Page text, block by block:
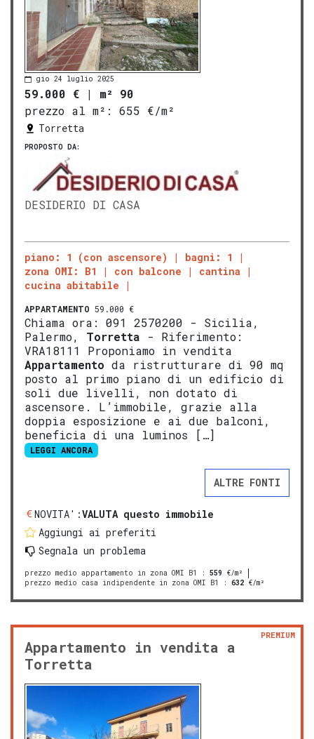
gio 24 luglio 2025
59.000 € | m² 90
prezzo al m²:
655 €/m²
Torretta
PROPOSTO DA:
DESIDERIO DI CASA
piano: 1 (con ascensore)
bagni: 1
zona OMI: B1
con balcone
cantina
cucina abitabile
APPARTAMENTO 59.000 €
Chiama ora: 091 2570200 - Sicilia,
Palermo, Torretta - Riferimento:
VRA18111 Proponiamo in vendita
Appartamento da ristrutturare di 90 mq
posto al primo piano di un edificio di
soli due livelli, non dotato di
ascensore. L’immobile, grazie alla
doppia esposizione e ai due balconi,
beneficia di una luminos […]
LEGGI ANCORA
ALTRE FONTI
NOVITA':VALUTA questo immobile
Aggiungi ai preferiti
Segnala un problema
prezzo medio appartamento in zona OMI B1 : 559 €/m²
prezzo medio casa indipendente in zona OMI B1
: 632 €/m²
Appartamento in vendita a
Torretta
PREMIUM